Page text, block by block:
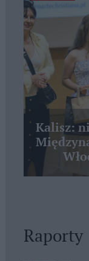
Kalisz:
Raporty